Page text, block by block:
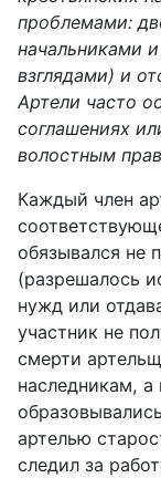
проблемами:
начальниками
взглядами) и
Артели часто
соглашениях
волостным
Каждый член
обязывался не
(разрешалось
нужд или
участник не
смерти
наследникам, а
артелью
следил за